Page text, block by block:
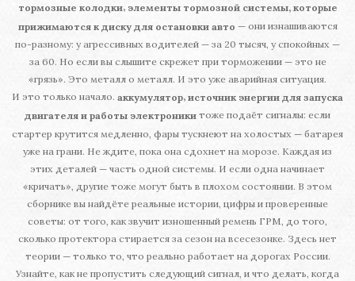
тормозные колодки, элементы тормозной системы, которые
прижимаются к диску для остановки авто — они изнашиваются
по-разному: у агрессивных водителей — за 20 тысяч, у спокойных —
за 60. Но если вы слышите скрежет при торможении — это не
«грязь». Это металл о металл. И это уже аварийная ситуация.
И это только начало. аккумулятор, источник энергии для запуска
двигателя и работы электроники тоже подаёт сигналы: если
стартер крутится медленно, фары тускнеют на холостых — батарея
уже на грани. Не ждите, пока она сдохнет на морозе. Каждая из
этих деталей — часть одной системы. И если одна начинает
«кричать», другие тоже могут быть в плохом состоянии. В этом
сборнике вы найдёте реальные истории, цифры и проверенные
советы: от того, как звучит изношенный ремень ГРМ, до того,
сколько протектора стирается за сезон на всесезонке. Здесь нет
теории — только то, что реально работает на дорогах России.
Узнайте, как не пропустить следующий сигнал, и что делать, когда